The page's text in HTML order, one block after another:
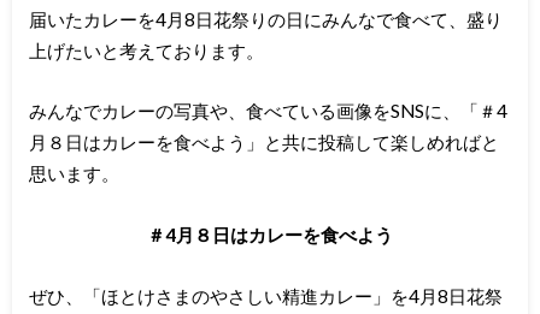
届いたカレーを4月8日花祭りの日にみんなで食べて、盛り
上げたいと考えております。
みんなでカレーの写真や、食べている画像をSNSに、「＃4
月８日はカレーを食べよう」と共に投稿して楽しめればと
思います。
＃4月８日はカレーを食べよう
ぜひ、「ほとけさまのやさしい精進カレー」を4月8日花祭